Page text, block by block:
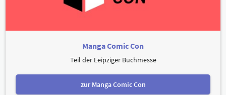
Manga Comic Con
Teil der Leipziger Buchmesse
zur Manga Comic Con